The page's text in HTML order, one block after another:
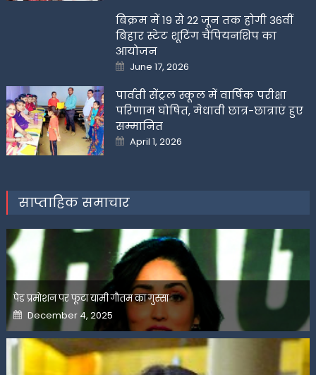
बिक्रम में 19 से 22 जून तक होगी 36वीं
बिहार स्टेट शूटिंग चैंपियनशिप का
आयोजन
Posted
on
June 17, 2026
पार्वती सेंट्रल स्कूल में वार्षिक परीक्षा
परिणाम घोषित, मेधावी छात्र-छात्राएं हुए
सम्मानित
Posted
on
April 1, 2026
साप्ताहिक समाचार
पेड प्रमोशन पर फूटा यामी गौतम का गुस्सा
Posted
on
December 4, 2025